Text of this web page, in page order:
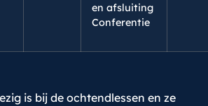
en afsluiting
Conferentie
is bij de ochtendlessen en ze